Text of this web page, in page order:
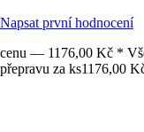
Napsat první hodnocení
cenu — 1176,00 Kč *
přepravu za ks1176,00